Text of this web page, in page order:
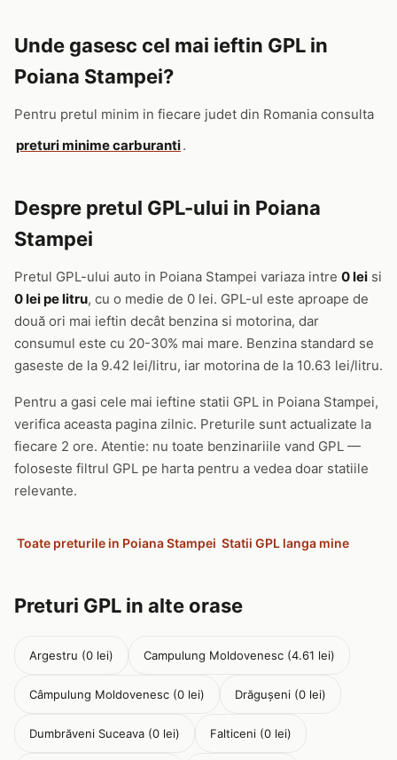
Unde gasesc cel mai ieftin GPL in
Poiana Stampei?
Pentru pretul minim in fiecare judet din Romania consulta
preturi minime carburanti.
Despre pretul GPL-ului in Poiana
Stampei
Pretul GPL-ului auto in Poiana Stampei variaza intre 0 lei si
0 lei pe litru, cu o medie de 0 lei. GPL-ul este aproape de
două ori mai ieftin decât benzina si motorina, dar
consumul este cu 20-30% mai mare. Benzina standard se
gaseste de la 9.42 lei/litru, iar motorina de la 10.63 lei/litru.
Pentru a gasi cele mai ieftine statii GPL in Poiana Stampei,
verifica aceasta pagina zilnic. Preturile sunt actualizate la
fiecare 2 ore. Atentie: nu toate benzinariile vand GPL —
foloseste filtrul GPL pe harta pentru a vedea doar statiile
relevante.
Toate preturile in Poiana Stampei Statii GPL langa mine
Preturi GPL in alte orase
Argestru (0 lei) Campulung Moldovenesc (4.61 lei)
Câmpulung Moldovenesc (0 lei) Drăguşeni (0 lei)
Dumbrăveni Suceava (0 lei) Falticeni (0 lei)